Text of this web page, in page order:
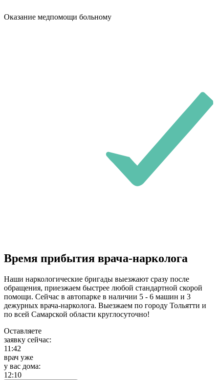
Оказание медпомощи больному
Время прибытия врача-нарколога
Наши наркологические бригады выезжают сразу после
обращения, приезжаем быстрее любой стандартной скорой
помощи. Сейчас в автопарке в наличии 5 - 6 машин и 3
дежурных врача-нарколога. Выезжаем по городу Тольятти и
по всей Самарской области круглосуточно!
Оставляете
заявку сейчас:
11:42
врач уже
у вас дома:
12:11